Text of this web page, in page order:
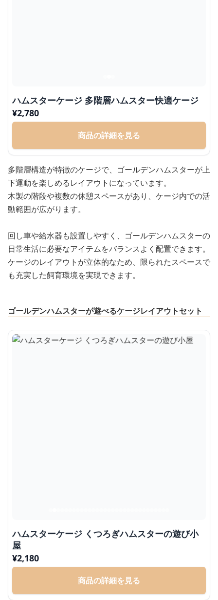
ハムスターケージ 多階層ハムスター快適ケージ
¥2,780
商品の詳細を見る
多階層構造が特徴のケージで、ゴールデンハムスターが上
下運動を楽しめるレイアウトになっています。
木製の階段や複数の休憩スペースがあり、ケージ内での活
動範囲が広がります。
回し車や給水器も設置しやすく、ゴールデンハムスターの
日常生活に必要なアイテムをバランスよく配置できます。
ケージのレイアウトが立体的なため、限られたスペースで
も充実した飼育環境を実現できます。
ゴールデンハムスターが遊べるケージレイアウトセット
ハムスターケージ くつろぎハムスターの遊び小
屋
¥2,180
商品の詳細を見る